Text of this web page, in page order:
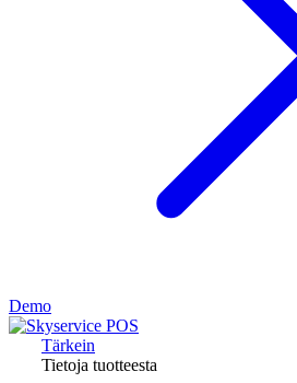
Demo
Tärkein
Tietoja tuotteesta